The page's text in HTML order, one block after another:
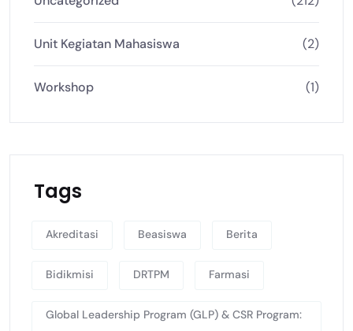
Unit Kegiatan Mahasiswa (2)
Workshop (1)
Tags
Akreditasi Beasiswa Berita
Bidikmisi DRTPM Farmasi
Global Leadership Program (GLP) & CSR Program: